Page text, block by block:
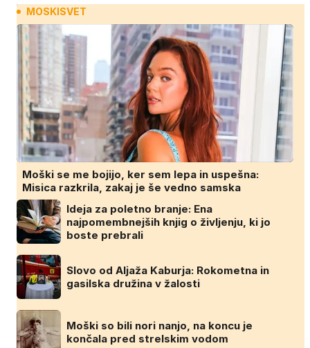
MOSKISVET
Moški se me bojijo, ker sem lepa in uspešna:
Misica razkrila, zakaj je še vedno samska
Ideja za poletno branje: Ena
najpomembnejših knjig o življenju, ki jo
boste prebrali
Slovo od Aljaža Kaburja: Rokometna in
gasilska družina v žalosti
Moški so bili nori nanjo, na koncu je
končala pred strelskim vodom